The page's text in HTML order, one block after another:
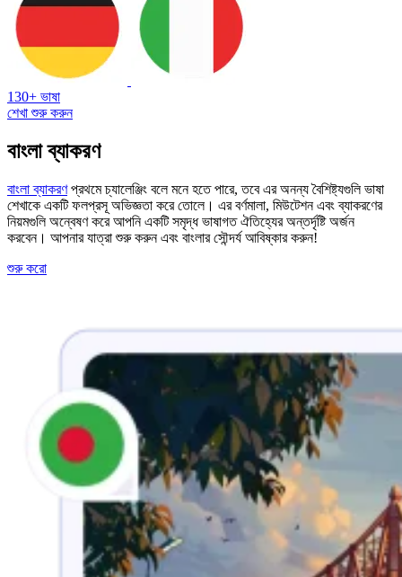
130+ ভাষা
শেখা শুরু করুন
বাংলা ব্যাকরণ
বাংলা ব্যাকরণপ্রথমে চ্যালেঞ্জিং বলে মনে হতে পারে, তবে এর অনন্য বৈশিষ্ট্যগুলি ভাষা
শেখাকে একটি ফলপ্রসূ অভিজ্ঞতা করে তোলে। এর বর্ণমালা, মিউটেশন এবং ব্যাকরণের
নিয়মগুলি অন্বেষণ করে আপনি একটি সমৃদ্ধ ভাষাগত ঐতিহ্যের অন্তর্দৃষ্টি অর্জন
করবেন। আপনার যাত্রা শুরু করুন এবং বাংলার সৌন্দর্য আবিষ্কার করুন!
শুরু করো